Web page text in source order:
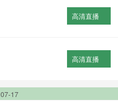
高清直播
高清直播
07-17